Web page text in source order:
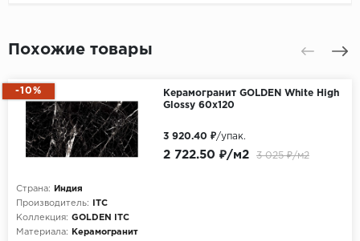
Похожие товары
-10%
Керамогранит GOLDEN White High
Glossy 60x120
Страна:
Индия
Производитель:
ITC
Коллекция: GOLDEN ITC
Материала:
Керамогранит
2 722.50 ₽/м2 3 025 ₽/м2
3 920.40 ₽/упак.